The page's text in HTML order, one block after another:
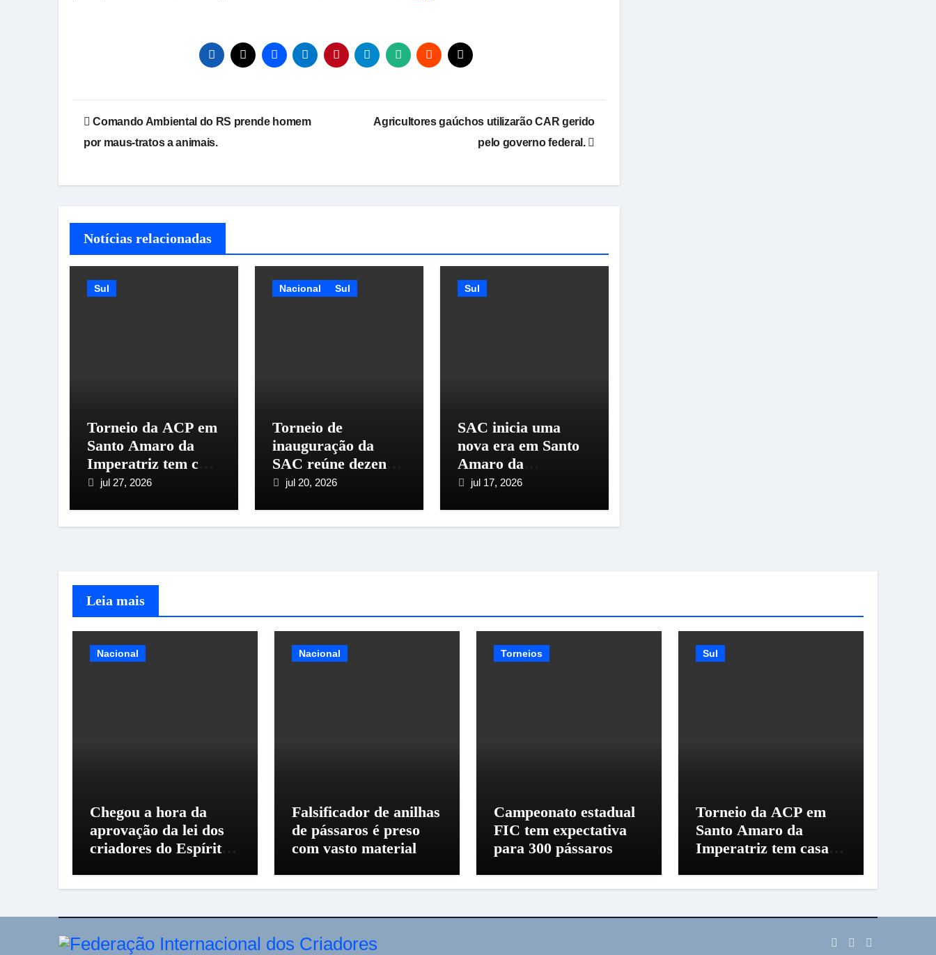
Navegação
de
Comando Ambiental do RS prende homem
por maus-tratos a animais.
Agricultores gaúchos utilizarão CAR gerido
pelo governo federal.
Notícias relacionadas
Sul
Torneio da ACP em
Santo Amaro da
Imperatriz tem casa
cheia
jul 27, 2026
Nacional Sul
Torneio de
inauguração da
SAC reúne dezenas
de criadores em
jul 20, 2026
Sul
SAC inicia uma
nova era em Santo
Amaro da
Imperatriz e
jul 17, 2026
Leia mais
Nacional
Chegou a hora da
aprovação da lei dos
criadores do Espírito
Nacional
Falsificador de anilhas
de pássaros é preso
com vasto material
Torneios
Campeonato estadual
FIC tem expectativa
para 300 pássaros
Sul
Torneio da ACP em
Santo Amaro da
Imperatriz tem casa